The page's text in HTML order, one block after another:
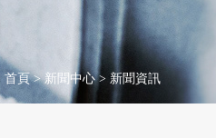
首頁>新聞中心> 新聞資訊